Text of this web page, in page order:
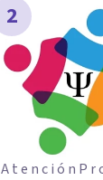
2
A t e n c i ó n P r o f e s i o n a l Adicciones Ansiedad Depresión Estres rupturas o